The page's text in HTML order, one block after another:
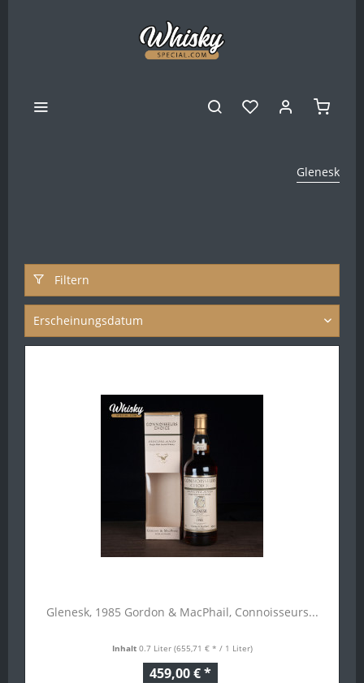
Glenesk
Filtern
Glenesk, 1985 Gordon & MacPhail, Connoisseurs...
Inhalt 0.7 Liter (655,71 € * / 1 Liter)
459,00 € *